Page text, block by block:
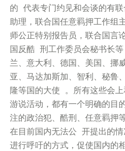
的 代表专门约见和会谈的有
助理，联合国任意羁押工作组
师公正特别报告员，联合国言
国反酷 刑工作委员会秘书长
兰、意大利、德国、美国、挪
亚、马达加斯加、智利、秘鲁
隆等国的大使 。所有这些会
游说活动，都有一个明确的目
注的政治犯、酷刑、任意羁押
在目前国内无法公 开提出的
进行呼吁的方式，促使国内的